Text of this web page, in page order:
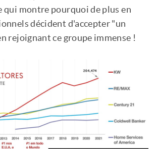
qui montre pourquoi de plus en
décident d'accepter "un
rejoignant ce groupe immense !